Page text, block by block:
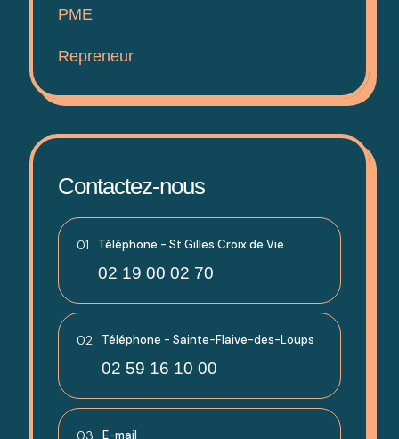
PME
Repreneur
Contactez-nous
01 Téléphone - St Gilles Croix de Vie
02 19 00 02 70
02 Téléphone - Sainte-Flaive-des-Loups
02 59 16 10 00
03 E-mail